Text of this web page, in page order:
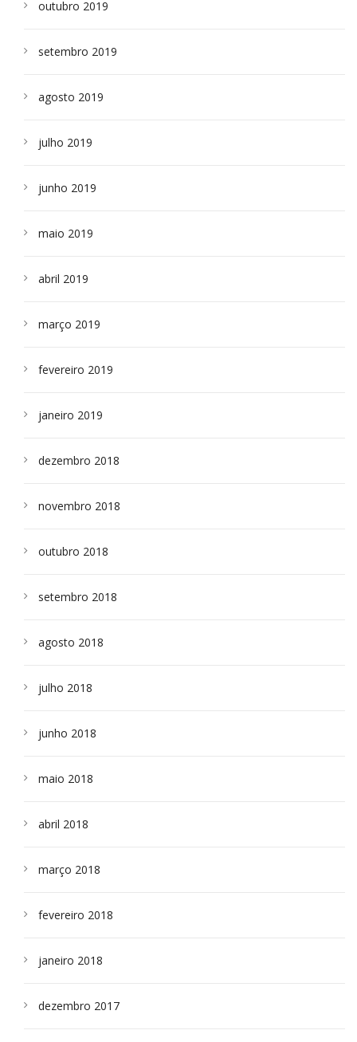
outubro 2019
setembro 2019
agosto 2019
julho 2019
junho 2019
maio 2019
abril 2019
março 2019
fevereiro 2019
janeiro 2019
dezembro 2018
novembro 2018
outubro 2018
setembro 2018
agosto 2018
julho 2018
junho 2018
maio 2018
abril 2018
março 2018
fevereiro 2018
janeiro 2018
dezembro 2017